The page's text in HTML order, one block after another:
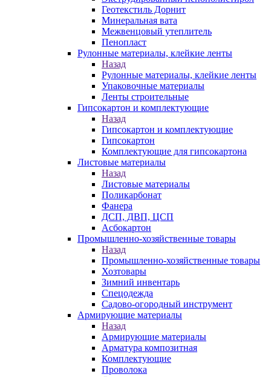
Геотекстиль Дорнит
Минеральная вата
Межвенцовый утеплитель
Пенопласт
Рулонные материалы, клейкие ленты
Назад
Рулонные материалы, клейкие ленты
Упаковочные материалы
Ленты строительные
Гипсокартон и комплектующие
Назад
Гипсокартон и комплектующие
Гипсокартон
Комплектующие для гипсокартона
Листовые материалы
Назад
Листовые материалы
Поликарбонат
Фанера
ДСП, ДВП, ЦСП
Асбокартон
Промышленно-хозяйственные товары
Назад
Промышленно-хозяйственные товары
Хозтовары
Зимний инвентарь
Спецодежда
Садово-огородный инструмент
Армирующие материалы
Назад
Армирующие материалы
Арматура композитная
Комплектующие
Проволока